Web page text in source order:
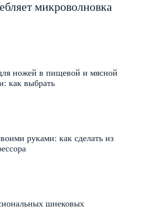
микроволновка
ножей в пищевой и мясной
как выбрать
руками: как сделать из
шнековых